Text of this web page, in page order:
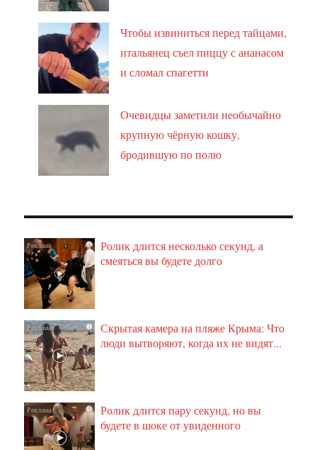
Чтобы извиниться перед тайцами,
итальянец съел пиццу с ананасом
и сломал спагетти
Очевидцы заметили необычайно
крупную чёрную кошку,
бродившую по полю
i
Ролик длится несколько секунд, а
смеяться вы будете долго
i
Скрытая камера на пляже Крыма: Что
люди вытворяют, когда их не видят...
i
Ролик длится пару секунд, но вы
будете в шоке от увиденного